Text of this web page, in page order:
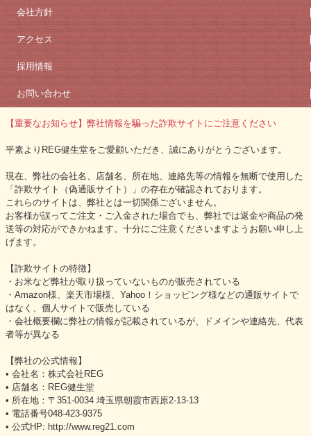
会社方針
アクセス
採用情報
お問い合わせ
【重要なお知らせ】弊社情報を騙った詐欺サイトにご注意ください
平素よりREG健生堂をご愛顧いただき、誠にありがとうございます。
現在、弊社の会社名、店舗名、所在地、連絡先等の情報を無断で使用した
「詐欺サイト（偽通販サイト）」の存在が確認されております。
これらのサイトは、弊社とは一切関係ございません。
お客様が誤ってご注文・ご入金された場合でも、弊社では返金や商品の発
送等の対応ができかねます。十分にご注意くださいますようお願い申し上
げます。
【詐欺サイトの特徴】
・お米など弊社が取り扱っていないものが販売されている
・Amazon様、楽天市場様、Yahoo！ショッピング様などの通販サイトで
はなく、個人サイトで販売している
・会社概要欄に弊社の情報が記載されているが、ドメインや連絡先、代表
者等が異なる
【弊社の公式情報】
• 会社名：株式会社REG
• 店舗名：REG健生堂
• 所在地：〒351-0034 埼玉県朝霞市西原2-13-13
• 電話番号048-423-9375
• 公式HP: http://www.reg21.com